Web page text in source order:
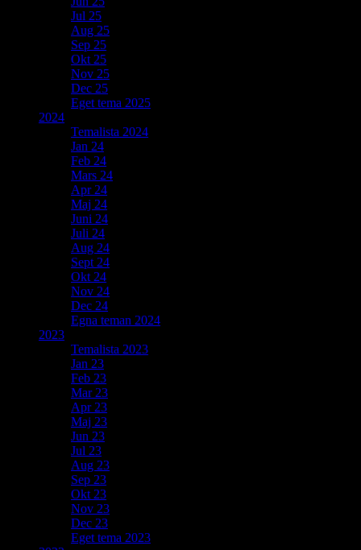
Jul 25
Aug 25
Sep 25
Okt 25
Nov 25
Dec 25
Eget tema 2025
2024
Temalista 2024
Jan 24
Feb 24
Mars 24
Apr 24
Maj 24
Juni 24
Juli 24
Aug 24
Sept 24
Okt 24
Nov 24
Dec 24
Egna teman 2024
2023
Temalista 2023
Jan 23
Feb 23
Mar 23
Apr 23
Maj 23
Jun 23
Jul 23
Aug 23
Sep 23
Okt 23
Nov 23
Dec 23
Eget tema 2023